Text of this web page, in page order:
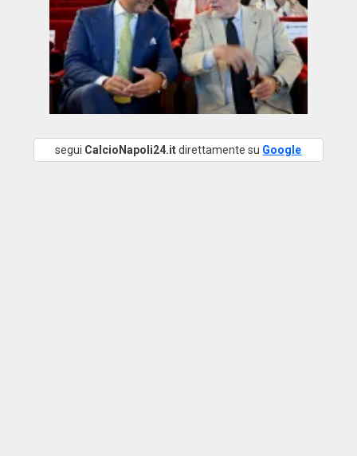
segui CalcioNapoli24.itdirettamente su Google